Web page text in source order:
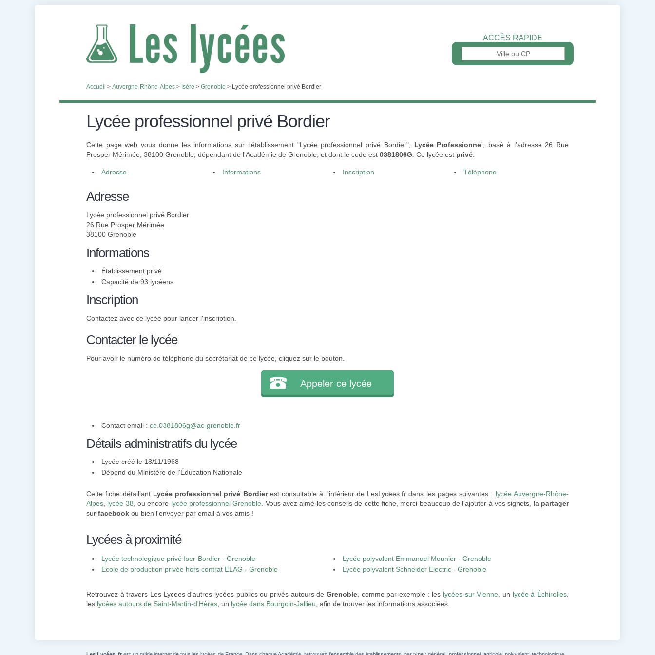
ACCÈS RAPIDE
Accueil > Auvergne-Rhône-Alpes > Isère > Grenoble > Lycée professionnel privé Bordier
Lycée professionnel privé Bordier
Cette page web vous donne les informations sur l'établissement "Lycée professionnel privé Bordier", Lycée Professionnel , basé à l'adresse 26 Rue
Prosper Mérimée, 38100 Grenoble, dépendant de l'Académie de Grenoble, et dont le code est 0381806G . Ce lycée est privé
Adresse Informations Inscription Téléphone
Adresse
Lycée professionnel privé Bordier
26 Rue Prosper Mérimée
38100 Grenoble
Informations
Établissement privé
Capacité de 93 lycéens
Inscription
Contactez avec ce lycée pour lancer l'inscription.
Contacter le lycée
Pour avoir le numéro de téléphone du secrétariat de ce lycée, cliquez sur le bouton.
Appeler ce lycée
Contact email : ce.0381806g@ac-grenoble.fr
Détails administratifs du lycée
Lycée créé le 18/11/1968
Dépend du Ministère de l'Éducation Nationale
Cette fiche détaillant Lycée professionnel privé Bordierest consultable à l'intérieur de LesLycees.fr dans les pages suivantes : lycée Auvergne-Rhône-
Alpes lycée 38 , ou encore lycée professionnel Grenoble . Vous avez aimé les conseils de cette fiche, merci beaucoup de l'ajouter à vos signets, la partager
sur facebook ou bien l'envoyer par email à vos amis !
Lycées à proximité
Lycée technologique privé Iser-Bordier - Grenoble
Lycée polyvalent Emmanuel Mounier - Grenoble
Ecole de production privée hors contrat ELAG - Grenoble
Lycée polyvalent Schneider Electric - Grenoble
Retrouvez à travers Les Lycees d'autres lycées publics ou privés autours de Grenoble , comme par exemple : les lycées sur Vienne , un lycée à Échirolles
les lycées autours de Saint-Martin-d'Hères , un lycée dans Bourgoin-Jallieu , afin de trouver les informations associées.